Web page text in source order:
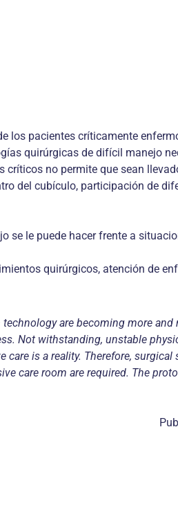
los pacientes críticamente
quirúrgicas de difícil manejo
no permite que sean
del cubículo, participación de
se le puede hacer frente a
quirúrgicos, atención de
are becoming more
Not withstanding, unstable
is a reality. Therefore,
care room are required. The